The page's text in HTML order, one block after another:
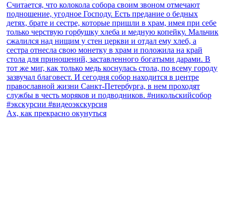
Ах, как прекрасно окунуться